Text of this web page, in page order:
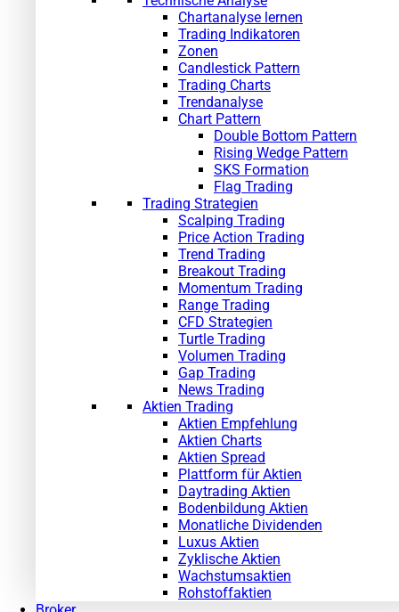
Chartanalyse lernen
Trading Indikatoren
Zonen
Candlestick Pattern
Trading Charts
Trendanalyse
Chart Pattern
Double Bottom Pattern
Rising Wedge Pattern
SKS Formation
Flag Trading
Trading Strategien
Scalping Trading
Price Action Trading
Trend Trading
Breakout Trading
Momentum Trading
Range Trading
CFD Strategien
Turtle Trading
Volumen Trading
Gap Trading
News Trading
Aktien Trading
Aktien Empfehlung
Aktien Charts
Aktien Spread
Plattform für Aktien
Daytrading Aktien
Bodenbildung Aktien
Monatliche Dividenden
Luxus Aktien
Zyklische Aktien
Wachstumsaktien
Rohstoffaktien